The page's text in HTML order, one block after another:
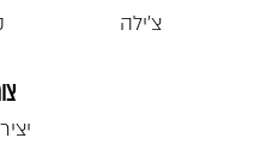
צ'ילה